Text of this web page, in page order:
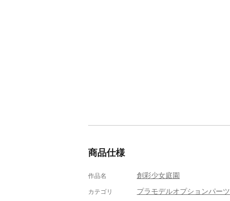
商品仕様
作品名 創彩少女庭園
カテゴリ プラモデルオプションパーツ